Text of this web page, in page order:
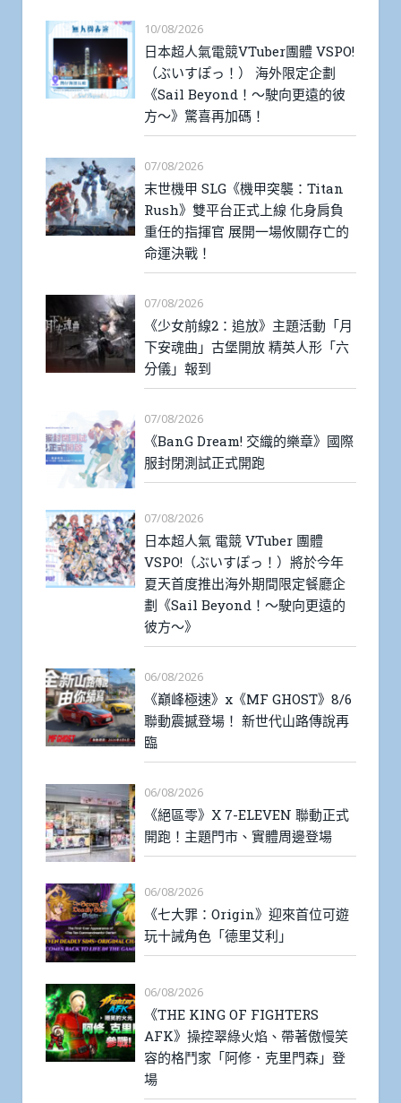
10/08/2026
日本超人氣電競VTuber團體 VSPO!
（ぶいすぽっ！） 海外限定企劃
《Sail Beyond！～駛向更遠的彼
方～》驚喜再加碼！
07/08/2026
末世機甲 SLG《機甲突襲：Titan
Rush》雙平台正式上線 化身肩負
重任的指揮官 展開一場攸關存亡的
命運決戰！
07/08/2026
《少女前線2：追放》主題活動「月
下安魂曲」古堡開放 精英人形「六
分儀」報到
07/08/2026
《BanG Dream! 交織的樂章》國際
服封閉測試正式開跑
07/08/2026
日本超人氣 電競 VTuber 團體
VSPO!（ぶいすぽっ！）將於今年
夏天首度推出海外期間限定餐廳企
劃《Sail Beyond！～駛向更遠的
彼方～》
06/08/2026
《巔峰極速》x《MF GHOST》8/6
聯動震撼登場！ 新世代山路傳說再
臨
06/08/2026
《絕區零》X 7-ELEVEN 聯動正式
開跑！主題門市、實體周邊登場
06/08/2026
《七大罪：Origin》迎來首位可遊
玩十誡角色「德里艾利」
06/08/2026
《THE KING OF FIGHTERS
AFK》操控翠綠火焰、帶著傲慢笑
容的格鬥家「阿修．克里門森」登
場